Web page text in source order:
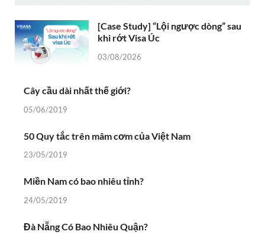
[Case Study] “Lội ngược dòng” sau
khi rớt Visa Úc
03/08/2026
Cây cầu dài nhất thế giới?
05/06/2019
50 Quy tắc trên mâm cơm của Việt Nam
23/05/2019
Miền Nam có bao nhiêu tỉnh?
24/05/2019
Đà Nẵng Có Bao Nhiêu Quận?